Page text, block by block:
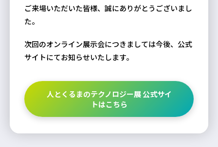
ご来場いただいた皆様、誠にありがとうございまし
た。
次回のオンライン展示会につきましては今後、公式
サイトにてお知らせいたします。
人とくるまのテクノロジー展 公式サイ
トはこちら